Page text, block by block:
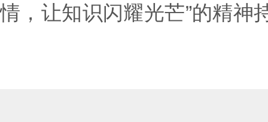
情，让知识闪耀光芒”的精神